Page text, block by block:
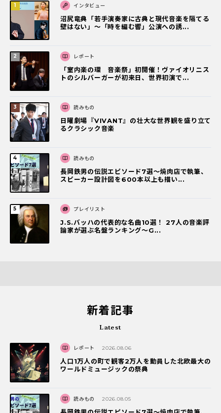
インタビュー
沼尻竜典「若手演奏家に古典と現代音楽を隔てる
壁はない」～「時を編む響」公演への誘...
レポート
「室内楽の環 音楽祭」初開催！ヴァイオリニス
トのシルバーガーが初来日、世界初演で...
読みもの
日曜劇場『VIVANT』の壮大な世界観を盛り立て
るクラシック音楽
読みもの
長岡鉄男の伝説エピソード7選〜焼肉店で執筆、
スピーカー設計図を600本以上も描い...
プレイリスト
J.S.バッハの代表的な名曲10選！ 27人の音楽評
論家が選ぶ名盤ランキング〜G...
新着記事
Latest
レポート 2026.08.06
人口1万人の町で観客2万人を動員した北欧最大の
ワールドミュージックの祭典
読みもの 2026.08.05